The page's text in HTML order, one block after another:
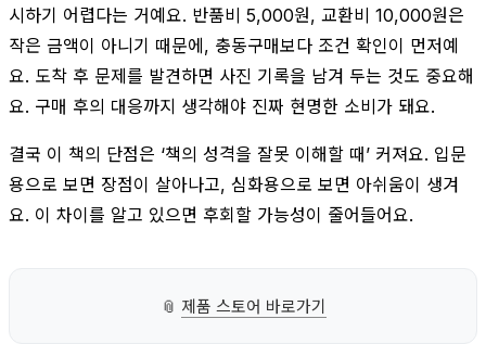
시하기 어렵다는 거예요. 반품비 5,000원, 교환비 10,000원은
작은 금액이 아니기 때문에, 충동구매보다 조건 확인이 먼저예
요. 도착 후 문제를 발견하면 사진 기록을 남겨 두는 것도 중요해
요. 구매 후의 대응까지 생각해야 진짜 현명한 소비가 돼요.
결국 이 책의 단점은 ‘책의 성격을 잘못 이해할 때’ 커져요. 입문
용으로 보면 장점이 살아나고, 심화용으로 보면 아쉬움이 생겨
요. 이 차이를 알고 있으면 후회할 가능성이 줄어들어요.
📎 제품 스토어 바로가기